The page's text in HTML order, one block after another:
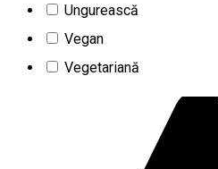
Ungurească
Vegan
Vegetariană